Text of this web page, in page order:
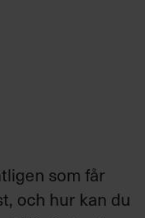
som får
och hur kan du